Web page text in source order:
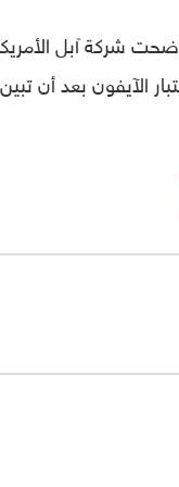
شركة آبل
آيفون 4 وعرضت مختبرها لاختبار الآيفون بعد